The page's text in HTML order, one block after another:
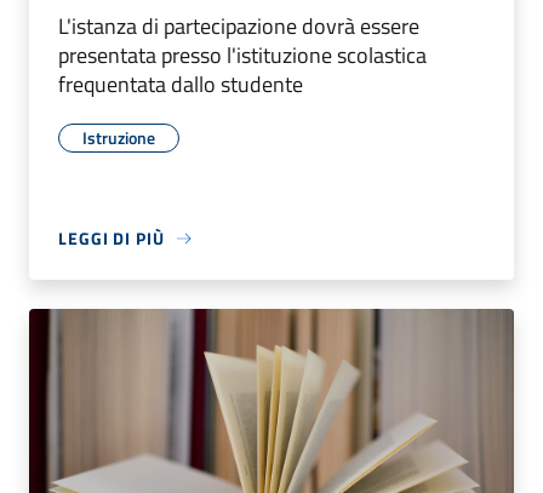
L'istanza di partecipazione dovrà essere
presentata presso l'istituzione scolastica
frequentata dallo studente
Istruzione
LEGGI DI PIÙ